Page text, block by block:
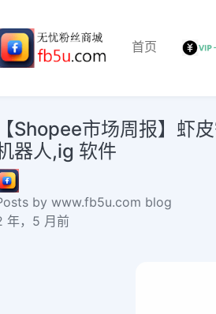
首页
【Shopee市场周报】虾
器人,ig 软件
by www.fb5u.com blog
年，5 月前